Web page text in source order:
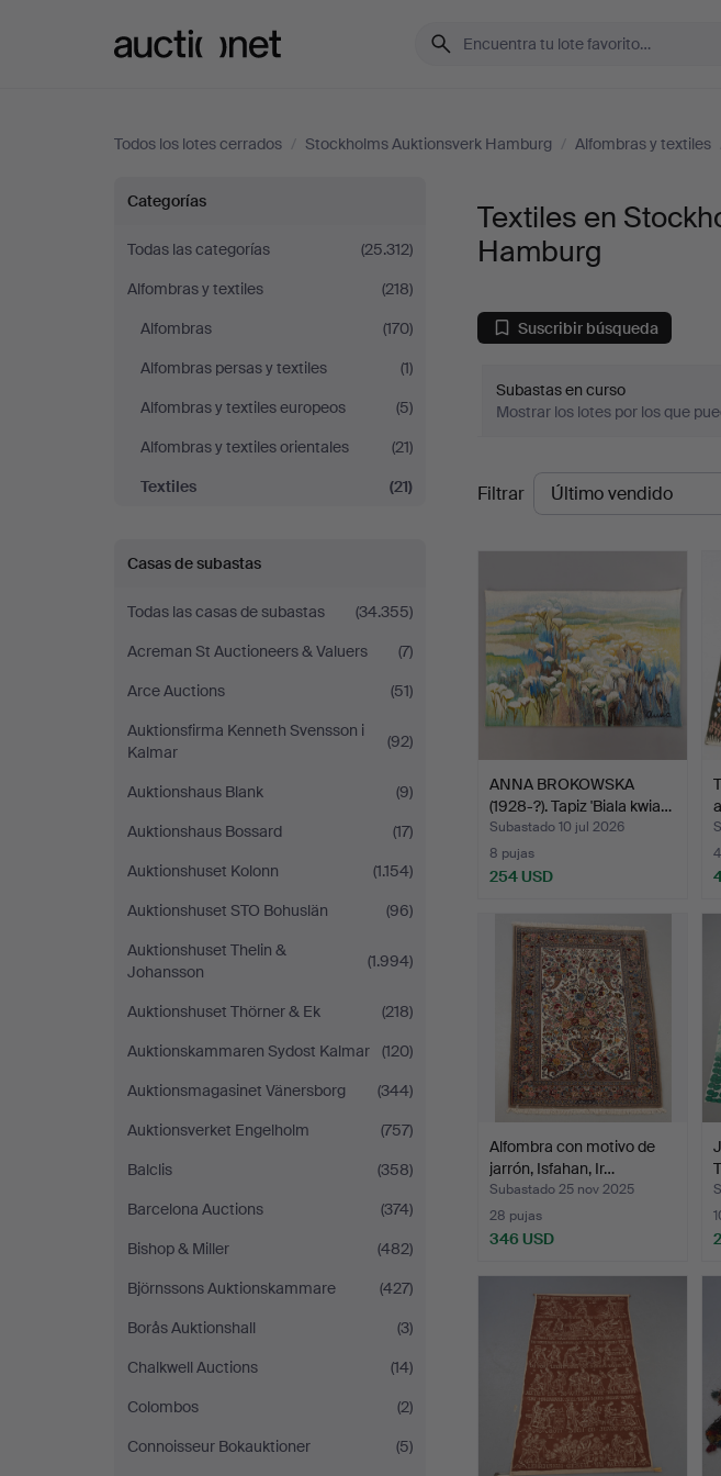
Todos los lotes cerrados / Stockholms Auktionsverk Hamburg / Alfombras y textiles
Textiles
en
Stockholms
Auktionsverk
Hamburg
Categorías
Todas las categorías
(25.312)
Alfombras y textiles
(218)
Alfombras
(170)
Alfombras persas y textiles
(1)
Alfombras y textiles europeos
(5)
Alfombras y textiles orientales
(21)
Textiles
(21)
Casas de subastas
Todas las casas de subastas
(34.355)
Acreman St Auctioneers & Valuers
(7)
Arce Auctions
(51)
Auktionsfirma Kenneth Svensson i
Kalmar
(92)
Auktionshaus Blank
(9)
Auktionshaus Bossard
(17)
Auktionshuset Kolonn
(1.154)
Auktionshuset STO Bohuslän
(96)
Auktionshuset Thelin &
Johansson
(1.994)
Auktionshuset Thörner & Ek
(218)
Auktionskammaren Sydost Kalmar
(120)
Auktionsmagasinet Vänersborg
(344)
Auktionsverket Engelholm
(757)
Balclis
(358)
Barcelona Auctions
(374)
Bishop & Miller
(482)
Björnssons Auktionskammare
(427)
Borås Auktionshall
(3)
Chalkwell Auctions
(14)
Colombos
(2)
Connoisseur Bokauktioner
(5)
Textiles en
Hamburg
Suscribir búsqueda
Subastas en curso
Mostrar los lotes por los que
Precios
de
remate
Filtrar
ANNA BROKOWSKA
(1928-?). Tapiz 'Biala kwia…
Subastado 10 jul 2026
8 pujas
254 USD
Alfombra con motivo de
jarrón, Isfahan, Ir…
Subastado 25 nov 2025
28 pujas
346 USD